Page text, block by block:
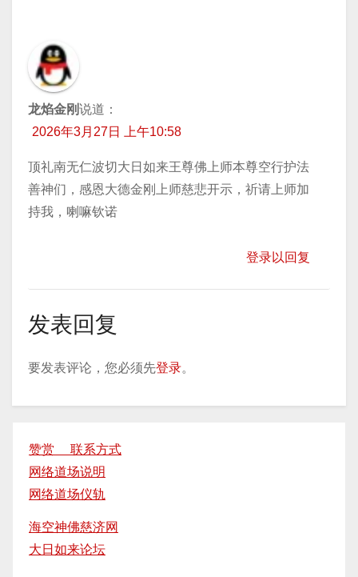
龙焰金刚说道：
2026年3月27日 上午10:58
顶礼南无仁波切大日如来王尊佛上师本尊空行护法
善神们，感恩大德金刚上师慈悲开示，祈请上师加
持我，喇嘛钦诺
登录以回复
发表回复
要发表评论，您必须先登录。
赞赏 联系方式
网络道场说明
网络道场仪轨
海空神佛慈济网
大日如来论坛